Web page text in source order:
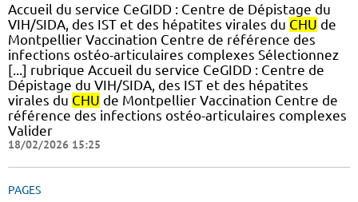
Accueil du service CeGIDD : Centre de Dépistage du
VIH/SIDA, des IST et des hépatites virales du CHU de
Montpellier Vaccination Centre de référence des
infections ostéo-articulaires complexes Sélectionnez
[...] rubrique Accueil du service CeGIDD : Centre de
Dépistage du VIH/SIDA, des IST et des hépatites
virales du CHU de Montpellier Vaccination Centre de
référence des infections ostéo-articulaires complexes
Valider
18/02/2026 15:25
PAGES